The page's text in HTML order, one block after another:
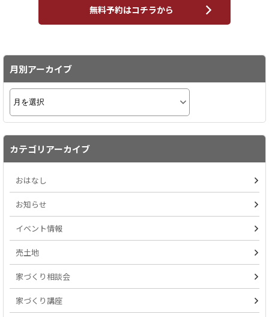
無料予約はコチラから
月別アーカイブ
カテゴリアーカイブ
おはなし
お知らせ
イベント情報
売土地
家づくり相談会
家づくり講座